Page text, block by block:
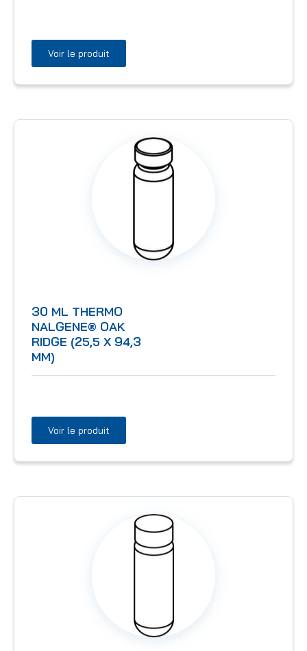
Voir le produit
30 ML THERMO
NALGENE® OAK
RIDGE (25,5 X 94,3
MM)
Voir le produit